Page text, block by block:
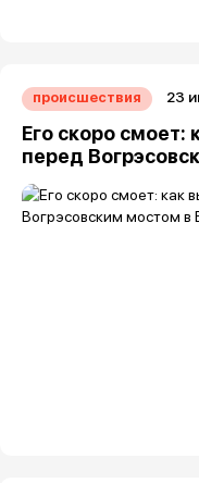
происшествия 23
Его скоро смоет:
перед